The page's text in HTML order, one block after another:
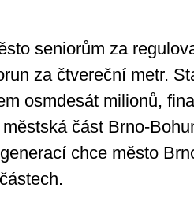
seniorům za
za čtvereční metr.
osmdesát milionů,
část Brno-
chce město